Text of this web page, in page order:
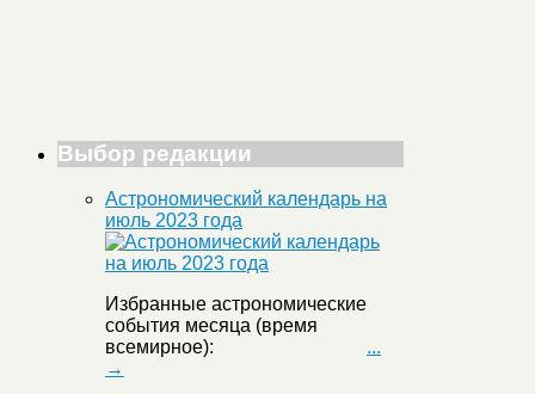
Выбор редакции
Астрономический календарь на
июль 2023 года
Избранные астрономические
события месяца (время
всемирное): ...
→